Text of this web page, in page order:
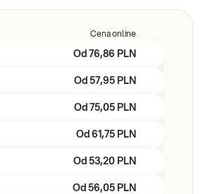
Cena online
Od 76,86 PLN
Od 57,95 PLN
Od 75,05 PLN
Od 61,75 PLN
Od 53,20 PLN
Od 56,05 PLN